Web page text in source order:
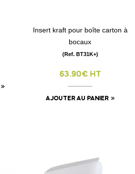
Insert kraft pour boîte carton à
bocaux
(Ref. BT31K+)
63.90€ HT
AJOUTER AU PANIER